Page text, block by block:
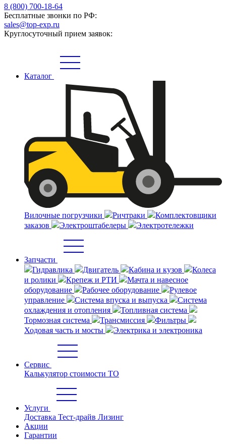
8 (800) 700-18-64
Бесплатные звонки по РФ:
sales@top-exp.ru
Круглосуточный прием заявок:
Каталог
Вилочные погрузчики Ричтраки
Комплектовщики
заказов
Электроштабелеры Электротележки
Запчасти
Гидравлика
Двигатель Кабина и кузов
Колеса
и ролики
Крепеж и РТИ
Мачта и навесное
оборудование
Рабочее оборудование
Рулевое
управление
Система впуска и выпуска
Система
охлаждения и отопления
Топливная система
Тормозная система
Трансмиссия
Фильтры
Ходовая часть и мосты
Электрика и электроника
Сервис
Калькулятор стоимости ТО
Услуги
Доставка Тест-драйв Лизинг
Акции
Гарантии